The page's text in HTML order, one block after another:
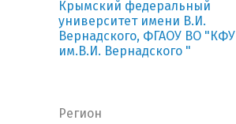
Крымский федеральный
университет имени В.И.
Вернадского, ФГАОУ ВО "КФУ
им.В.И. Вернадского "
Регион